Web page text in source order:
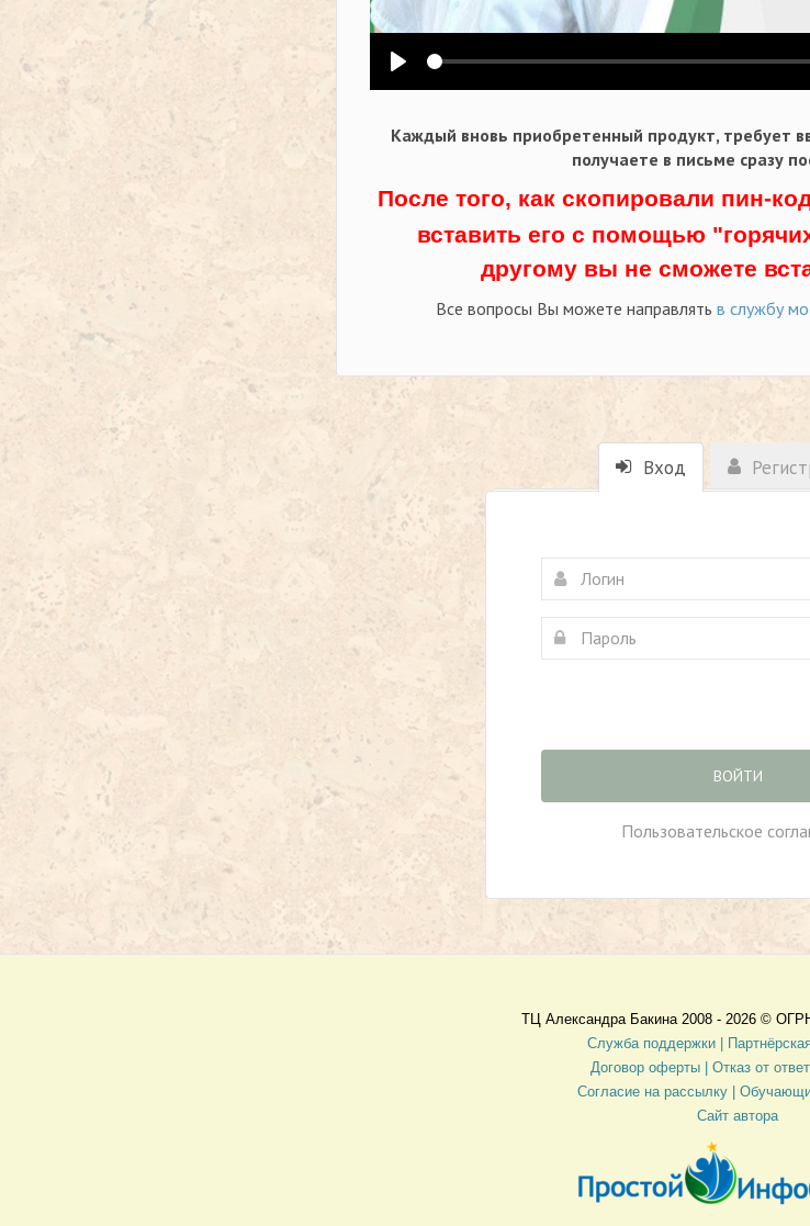
Воспроизвести
Каждый вновь приобретенный продукт, требует
получаете в письме сразу
После того, как скопировали пин-
вставить его с помощью
другому вы не сможете
Все вопросы Вы можете направлять в службу
Вход
ВОЙТИ
Пользовательское
ТЦ Александра Бакина 2008 - 2026 ©
Служба поддержки |
Договор оферты
| Отказ от
Согласие на рассылку |
Сайт автора